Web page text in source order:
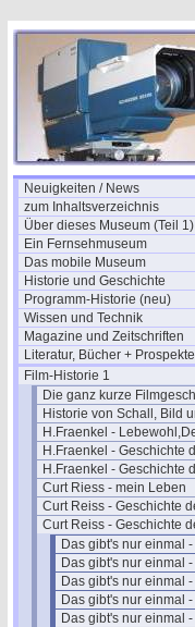
Neuigkeiten / News
zum Inhaltsverzeichnis
Über dieses Museum (Teil 1)
Ein Fernsehmuseum
Das mobile Museum
Historie und Geschichte
Programm-Historie (neu)
Wissen und Technik
Magazine und Zeitschriften
Literatur, Bücher + Prospekte
Film-Historie 1
Die ganz kurze
Historie von Schall, Bild
H.Fraenkel -
H.Fraenkel - Geschichte
H.Fraenkel - Geschichte
Curt Riess - mein Leben
Curt Reiss - Geschichte
Curt Reiss - Geschichte
Das gibt's nur einmal
Das gibt's nur einmal -
Das gibt's nur einmal -
Das gibt's nur einmal -
Das gibt's nur einmal